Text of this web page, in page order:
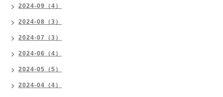
2024-09（4）
2024-08（3）
2024-07（3）
2024-06（4）
2024-05（5）
2024-04（4）